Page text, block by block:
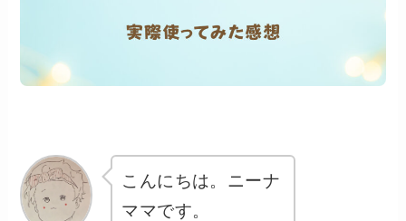
こんにちは。ニーナ
ママです。